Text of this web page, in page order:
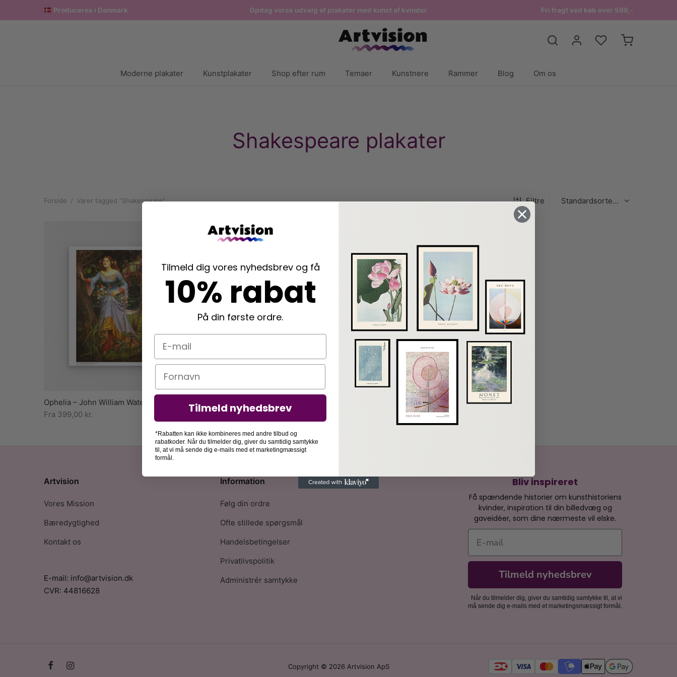
Produceres i Danmark Opdag vores udvalg af plakater med kunst af kvinder Fri fragt ved køb over 599,-
Moderne plakater Kunstplakater Shop efter rum Temaer Kunstnere Rammer Blog Om os
Shakespeare plakater
Forside / Varer tagged “Shakespeare” Filtre
Ophelia – John William Waterhouse
Fra 399,00 kr.
Bliv inspireret
Få spændende historier om kunsthistoriens
kvinder, inspiration til din billedvæg og
gaveidéer, som dine nærmeste vil elske.
E-mail
Tilmeld nyhedsbrev
Når du tilmelder dig, giver du samtidig samtykke til, at vi
må sende dig e-mails med et marketingsmæssigt formål.
Information
Følg din ordre
Ofte stillede spørgsmål
Handelsbetingelser
Privatlivspolitik
Administrér samtykke
Artvision
Vores Mission
Bæredygtighed
Kontakt os
E-mail: info@artvision.dk
CVR: 44816628
Copyright © 2026 Artvision ApS
Tilmeld dig vores nyhedsbrev og få
10% rabat
På din første ordre.
E-mail
Navn
Tilmeld nyhedsbrev
*Rabatten kan ikke kombineres med andre tilbud og
rabatkoder. Når du tilmelder dig, giver du samtidig samtykke
til, at vi må sende dig e-mails med et marketingmæssigt
formål.